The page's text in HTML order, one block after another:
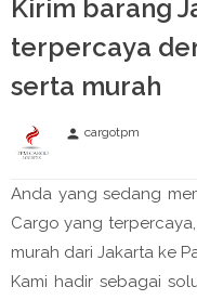
Kirim barang
terpercaya
serta murah
person cargotpm
Anda yang sedang
Cargo yang
murah dari Jakarta ke
Kami hadir sebagai